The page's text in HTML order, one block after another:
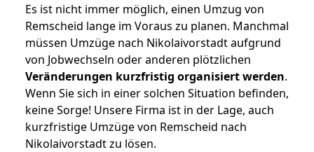
Es ist nicht immer möglich, einen Umzug von
Remscheid lange im Voraus zu planen. Manchmal
müssen Umzüge nach Nikolaivorstadt aufgrund
von Jobwechseln oder anderen plötzlichen
Veränderungen kurzfristig organisiert werden.
Wenn Sie sich in einer solchen Situation befinden,
keine Sorge! Unsere Firma ist in der Lage, auch
kurzfristige Umzüge von Remscheid nach
Nikolaivorstadt zu lösen.